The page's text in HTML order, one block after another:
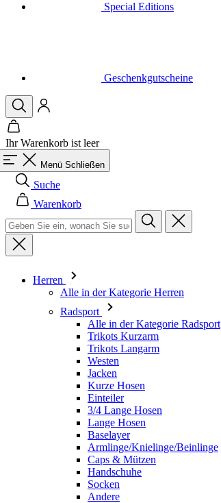
Special Editions
Geschenkgutscheine
Ihr Warenkorb ist leer
Menü Schließen
Suche
Warenkorb
Herren
Alle in der Kategorie Herren
Radsport
Alle in der Kategorie Radsport
Trikots Kurzarm
Trikots Langarm
Westen
Jacken
Kurze Hosen
Einteiler
3/4 Lange Hosen
Lange Hosen
Baselayer
Armlinge/Knielinge/Beinlinge
Caps & Mützen
Handschuhe
Socken
Andere